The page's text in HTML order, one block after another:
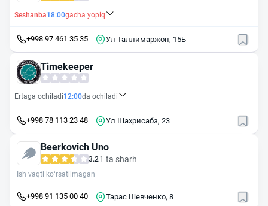
Seshanba18:00gacha yopiq
+998 97 461 35 35 Ул Таллимаржон, 15Б
Timekeeper
Ertaga ochiladi12:00da ochiladi
+998 78 113 23 48 Ул Шахрисабз, 23
Beerkovich Uno
3.2 1 ta sharh
Ish vaqti ko‘rsatilmagan
+998 91 135 00 40 Тарас Шевченко, 8